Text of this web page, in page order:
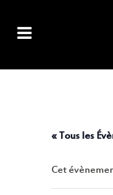
« Tous les
Cet